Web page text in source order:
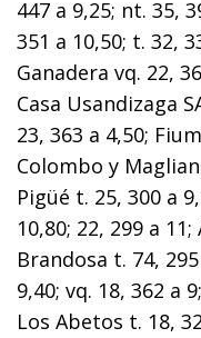
447 a 9,25; nt. 35,
351 a 10,50; t. 32,
Ganadera vq. 22,
Casa Usandizaga
23, 363 a 4,50;
Colombo y
Pigüé t. 25, 300 a
10,80; 22, 299 a
Brandosa t. 74,
9,40; vq. 18, 362 a
Los Abetos t. 18,